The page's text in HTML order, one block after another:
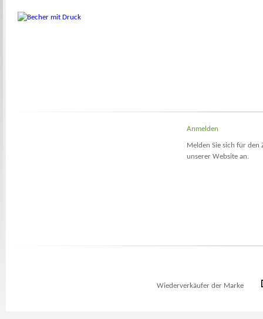
Anmelden
Melden Sie sich für den
unserer Website an.
Wiederverkäufer der Marke